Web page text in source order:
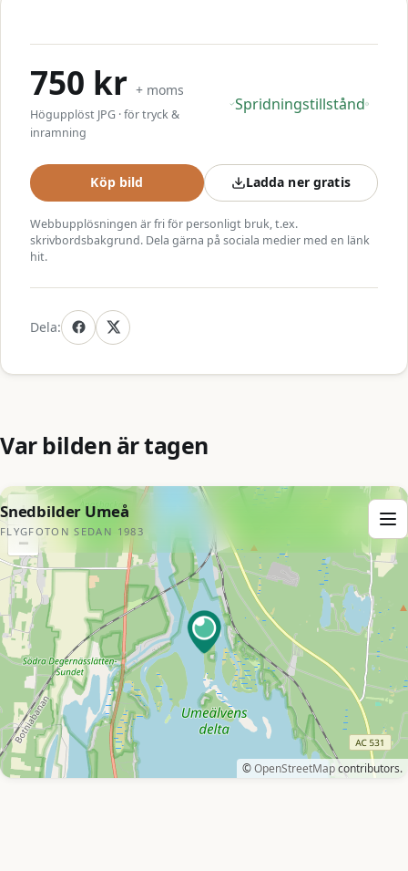
750 kr + moms
Högupplöst JPG · för tryck &
inramning
Spridningstillstånd
Köp bild Ladda ner gratis
Webbupplösningen är fri för personligt bruk, t.ex.
skrivbordsbakgrund. Dela gärna på sociala medier med en länk
hit.
Dela:
Var bilden är tagen